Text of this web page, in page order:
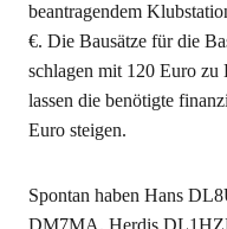
beantragendem
€. Die Bausätze für die
schlagen mit 120 Euro
lassen die benötigte
Euro steigen.
Spontan haben Hans